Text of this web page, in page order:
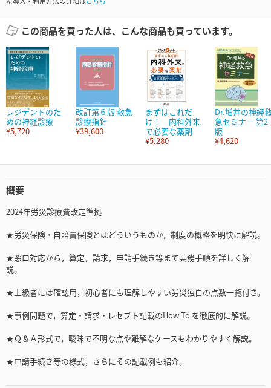
この商品を買った人は、こんな商品も買っています。
レジデントのた
めの神経診療
¥5,720
改訂第６版 救急
診療指針
¥39,600
まずはこれだ
け！ 内科外来
で必要な薬剤
¥5,280
Dr.増井の神経
急セミナー 第2
版
¥4,620
概要
2024年労災診療費改定準拠
★労災保険・自賠責保険とはどういうものか，制度の概略を明快に解説。
★窓口対応から，算定，請求，申請手続き等まで実務手順を詳しく解
説。
★上級者には確認用，初心者にも理解しやすい労災独自の点数一覧付き。
★事例問題で，算定・請求・レセプト記載のHow To を徹底的に解説。
★Ｑ＆Ａ形式で，曖昧で不明な点や難解なケースもわかりやすく解説。
★申請手続き等の様式，さらにその記載例も紹介。